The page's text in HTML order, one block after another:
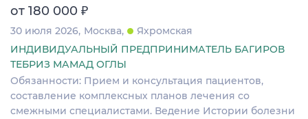
от 180 000 ₽
30 июля 2026 Москва
Яхромская
ИНДИВИДУАЛЬНЫЙ ПРЕДПРИНИМАТЕЛЬ БАГИРОВ
ТЕБРИЗ МАМАД ОГЛЫ
Обязанности: Прием и консультация пациентов,
составление комплексных планов лечения со
смежными специалистами. Ведение Истории болезни